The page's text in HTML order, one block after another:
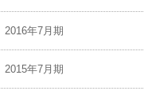
2016年7月期
2015年7月期